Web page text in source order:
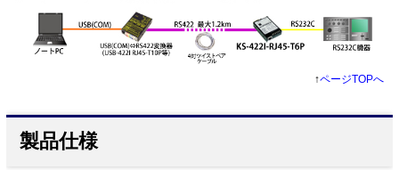
↑ページTOPへ
製品仕様